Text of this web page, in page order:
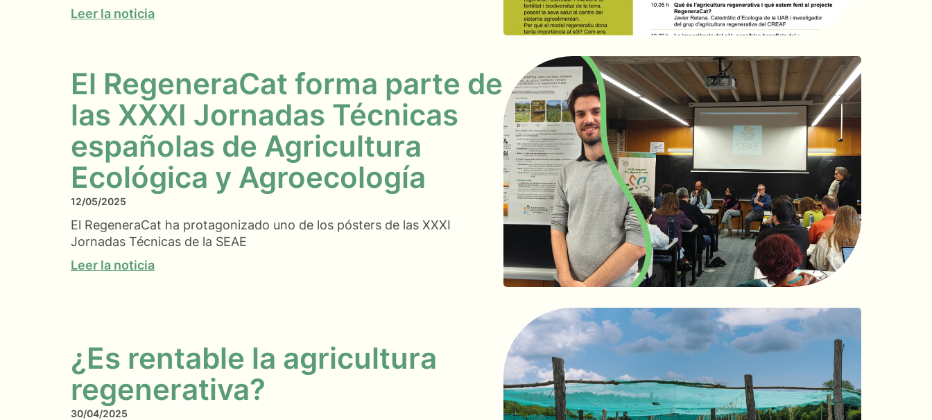
Leer la noticia
El RegeneraCat forma parte de
las XXXI Jornadas Técnicas
españolas de Agricultura
Ecológica y Agroecología
12/05/2025
El RegeneraCat ha protagonizado uno de los pósters de las XXXI
Jornadas Técnicas de la SEAE
Leer la noticia
¿Es rentable la agricultura
regenerativa?
30/04/2025